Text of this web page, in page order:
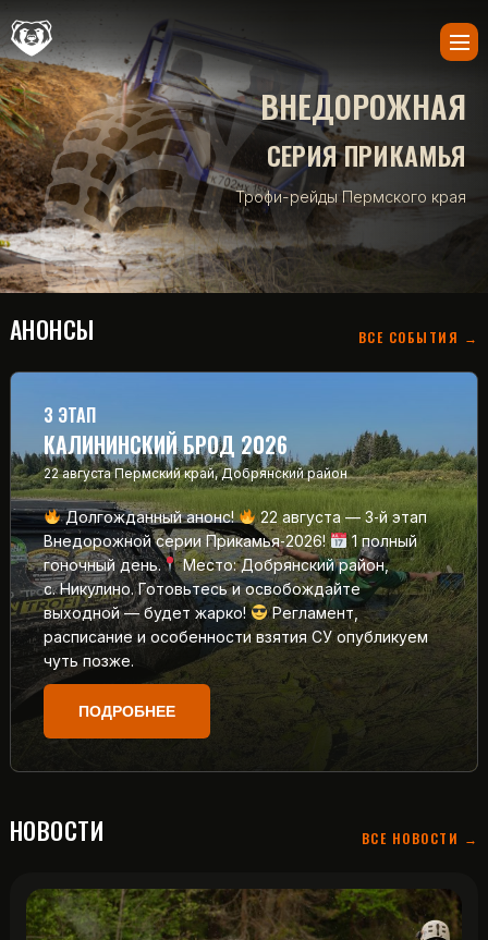
ВНЕДОРОЖНАЯ
СЕРИЯ ПРИКАМЬЯ
Трофи-рейды Пермского края
АНОНСЫ ВСЕ СОБЫТИЯ →
3 ЭТАП
КАЛИНИНСКИЙ БРОД 2026
22 августа Пермский край, Добрянский район
Долгожданный анонс!
22 августа — 3‑й этап
Внедорожной серии Прикамья‑2026!
1 полный
гоночный день.
Место: Добрянский район,
с. Никулино. Готовьтесь и освобождайте
выходной — будет жарко!
Регламент,
расписание и особенности взятия СУ опубликуем
чуть позже.
ПОДРОБНЕЕ
НОВОСТИ ВСЕ НОВОСТИ →